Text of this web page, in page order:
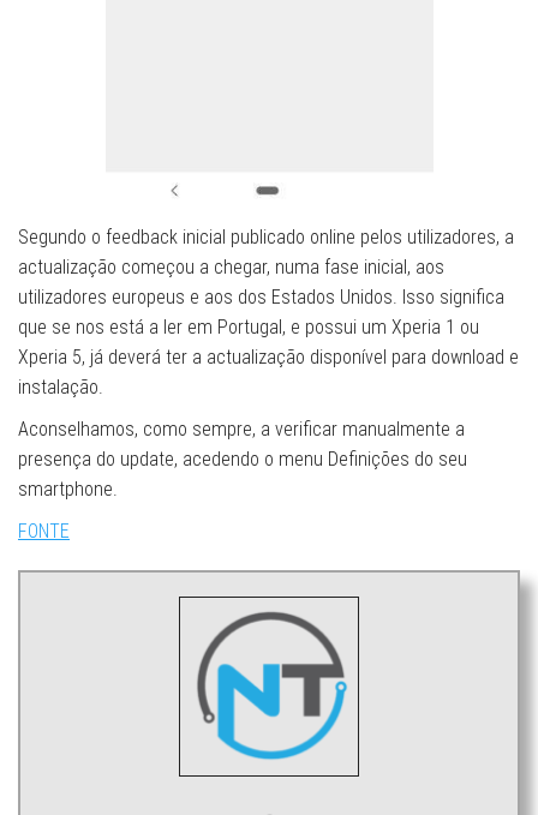
Segundo o feedback inicial publicado online pelos utilizadores, a
actualização começou a chegar, numa fase inicial, aos
utilizadores europeus e aos dos Estados Unidos. Isso significa
que se nos está a ler em Portugal, e possui um Xperia 1 ou
Xperia 5, já deverá ter a actualização disponível para download e
instalação.
Aconselhamos, como sempre, a verificar manualmente a
presença do update, acedendo o menu Definições do seu
smartphone.
FONTE